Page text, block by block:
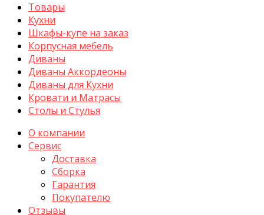
Товары
Кухни
Шкафы-купе на заказ
Корпусная мебель
Диваны
Диваны Аккордеоны
Диваны для Кухни
Кровати и Матрасы
Столы и Стулья
О компании
Сервис
Доставка
Сборка
Гарантия
Покупателю
Отзывы